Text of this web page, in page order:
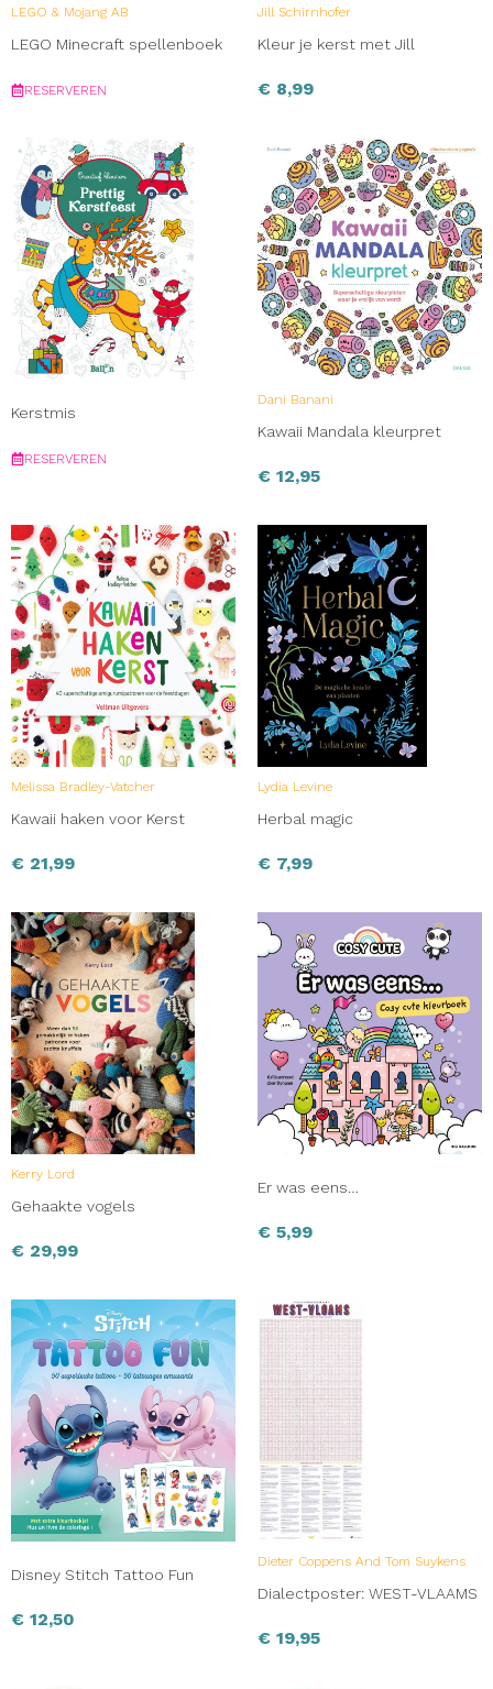
LEGO & Mojang AB
LEGO Minecraft spellenboek
RESERVEREN
Jill Schirnhofer
Kleur je kerst met Jill
€ 8,99
Kerstmis
RESERVEREN
Dani Banani
Kawaii Mandala kleurpret
€ 12,95
Melissa Bradley-Vatcher
Kawaii haken voor Kerst
€ 21,99
Lydia Levine
Herbal magic
€ 7,99
Kerry Lord
Gehaakte vogels
€ 29,99
Er was eens…
€ 5,99
Disney Stitch Tattoo Fun
€ 12,50
Dieter Coppens And Tom Suykens
Dialectposter: WEST-VLAAMS
€ 19,95